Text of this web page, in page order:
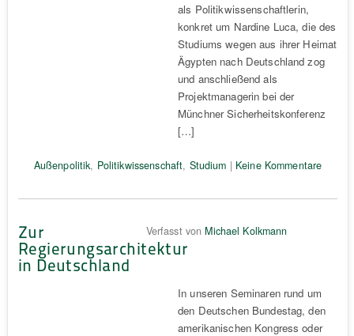
als Politikwissenschaftlerin,
konkret um Nardine Luca, die des
Studiums wegen aus ihrer Heimat
Ägypten nach Deutschland zog
und anschließend als
Projektmanagerin bei der
Münchner Sicherheitskonferenz
[…]
Außenpolitik, Politikwissenschaft, Studium | Keine Kommentare
Zur
Regierungsarchitektur
in Deutschland
Verfasst von Michael Kolkmann
In unseren Seminaren rund um
den Deutschen Bundestag, den
amerikanischen Kongress oder